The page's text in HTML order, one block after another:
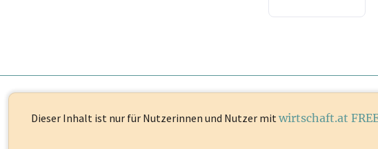
Dieser Inhalt ist nur für Nutzerinnen und Nutzer mit wirtschaft.at